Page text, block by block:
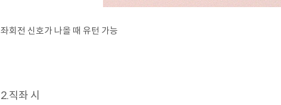
좌회전 신호가 나올 때 유턴 가능
2.직좌 시